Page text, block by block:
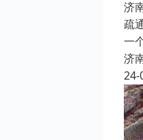
济
疏
一
济
24-